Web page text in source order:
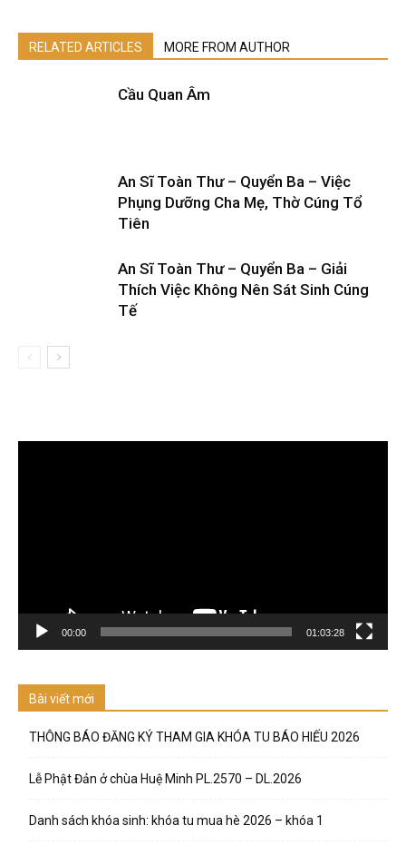
RELATED ARTICLES MORE FROM AUTHOR
Cầu Quan Âm
An Sĩ Toàn Thư – Quyển Ba – Việc
Phụng Dưỡng Cha Mẹ, Thờ Cúng Tổ
Tiên
An Sĩ Toàn Thư – Quyển Ba – Giải
Thích Việc Không Nên Sát Sinh Cúng
Tế
00:00 01:03:28
Bài viết mới
THÔNG BÁO ĐĂNG KÝ THAM GIA KHÓA TU BÁO HIẾU 2026
Lễ Phật Đản ở chùa Huệ Minh PL.2570 – DL.2026
Danh sách khóa sinh: khóa tu mua hè 2026 – khóa 1